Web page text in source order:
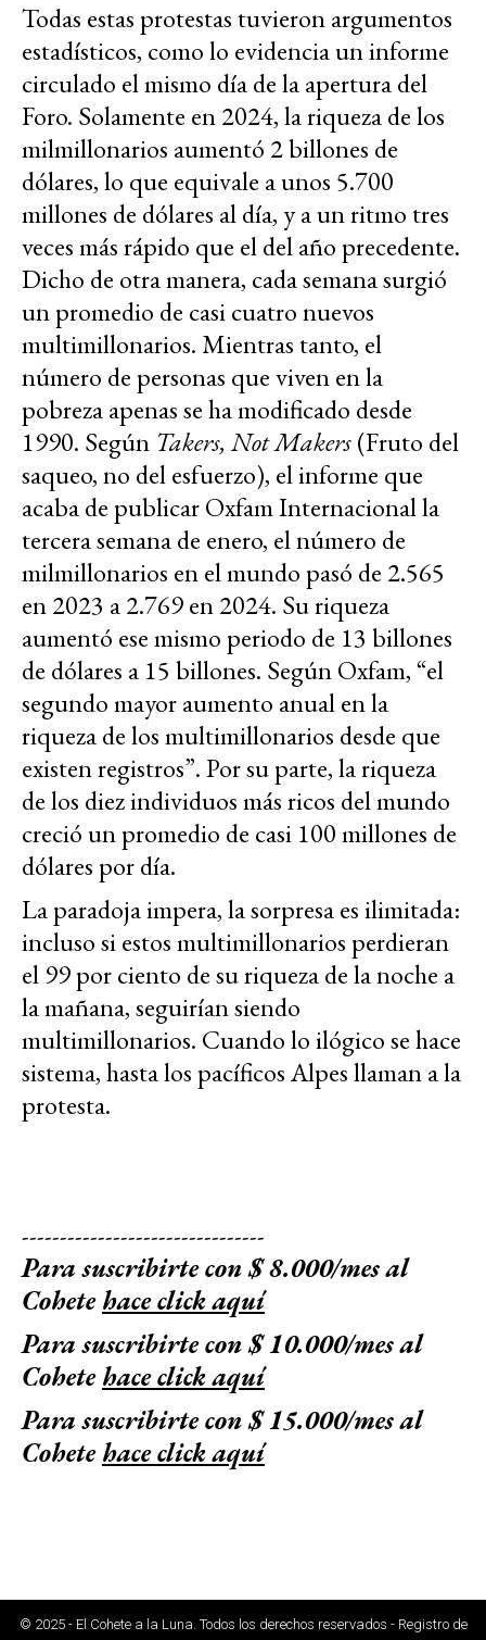
Todas estas protestas tuvieron argumentos
estadísticos, como lo evidencia un informe
circulado el mismo día de la apertura del
Foro. Solamente en 2024, la riqueza de los
milmillonarios aumentó 2 billones de
dólares, lo que equivale a unos 5.700
millones de dólares al día, y a un ritmo tres
veces más rápido que el del año precedente.
Dicho de otra manera, cada semana surgió
un promedio de casi cuatro nuevos
multimillonarios. Mientras tanto, el
número de personas que viven en la
pobreza apenas se ha modificado desde
1990. Según Takers, Not Makers(Fruto del
saqueo, no del esfuerzo), el informe que
acaba de publicar Oxfam Internacional la
tercera semana de enero, el número de
milmillonarios en el mundo pasó de 2.565
en 2023 a 2.769 en 2024. Su riqueza
aumentó ese mismo periodo de 13 billones
de dólares a 15 billones. Según Oxfam, “el
segundo mayor aumento anual en la
riqueza de los multimillonarios desde que
existen registros”. Por su parte, la riqueza
de los diez individuos más ricos del mundo
creció un promedio de casi 100 millones de
dólares por día.
La paradoja impera, la sorpresa es ilimitada:
incluso si estos multimillonarios perdieran
el 99 por ciento de su riqueza de la noche a
la mañana, seguirían siendo
multimillonarios. Cuando lo ilógico se hace
sistema, hasta los pacíficos Alpes llaman a la
protesta.
--------------------------------
Para suscribirte con $ 8.000/mes al
Cohetehace click aquí
Para suscribirte con $ 10.000/mes al
Cohetehace click aquí
Para suscribirte con $ 15.000/mes al
Cohetehace click aquí
© 2025 - El Cohete a la Luna. Todos los derechos reservados - Registro de